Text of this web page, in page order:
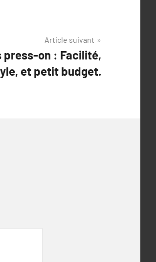
Article suivant
press-on : Facilité,
et petit budget.